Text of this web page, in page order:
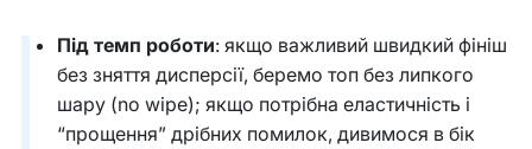
Під темп роботи: якщо важливий швидкий фініш
без зняття дисперсії, беремо топ без липкого
шару (no wipe); якщо потрібна еластичність і
“прощення” дрібних помилок, дивимося в бік